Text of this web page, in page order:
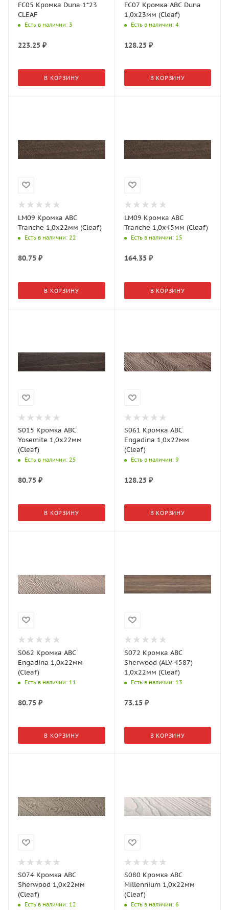
FC05 Кромка Duna 1*23
CLEAF
Есть в наличии: 3
223.25 ₽
В КОРЗИНУ
FC07 Кромка АВС Duna
1,0х23мм (Cleaf)
Есть в наличии: 4
128.25₽
В КОРЗИНУ
LM09 Кромка АВС
Tranche 1,0х22мм (Cleaf)
Есть в наличии: 22
80.75 ₽
В КОРЗИНУ
LM09 Кромка АВС
Tranche 1,0х45мм (Cleaf)
Есть в наличии: 15
164.35₽
В КОРЗИНУ
S015 Кромка АВС
Yosemite 1,0х22мм
(Cleaf)
Есть в наличии: 25
80.75 ₽
В КОРЗИНУ
S061 Кромка АВС
Engadina 1,0х22мм
(Cleaf)
Есть в наличии: 9
128.25₽
В КОРЗИНУ
S062 Кромка АВС
Engadina 1,0х22мм
(Cleaf)
Есть в наличии: 11
80.75 ₽
В КОРЗИНУ
S072 Кромка АВС
Sherwood (ALV-4587)
1,0х22мм (Cleaf)
Есть в наличии: 13
73.15₽
В КОРЗИНУ
S074 Кромка АВС
Sherwood 1,0х22мм
(Cleaf)
Есть в наличии: 12
S080 Кромка АВС
Millennium 1,0х22мм
(Cleaf)
Есть в наличии: 6